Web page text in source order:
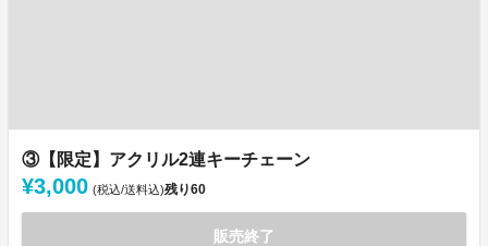
③【限定】アクリル2連キーチェーン
¥3,000 (税込/送料込)残り60
販売終了